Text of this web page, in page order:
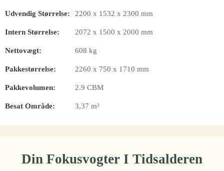
Udvendig Størrelse: 2200 x 1532 x 2300 mm
Intern Størrelse: 2072 x 1500 x 2000 mm
Nettovægt: 608 kg
Pakkestørrelse: 2260 x 750 x 1710 mm
Pakkevolumen: 2.9 CBM
Besat Område: 3,37 m²
Din Fokusvogter I Tidsalderen